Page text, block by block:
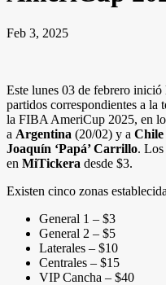
Feb 3, 2025
Este lunes 03 de febrero inició
partidos correspondientes a la
la FIBA AmeriCup 2025, en
a Argentina (20/02) y a Chile
Joaquín ‘Papá’ Carrillo. Los
en MiTickera desde $3.
Existen cinco zonas
General 1 – $3
General 2 – $5
Laterales – $10
Centrales – $15
VIP Cancha – $40